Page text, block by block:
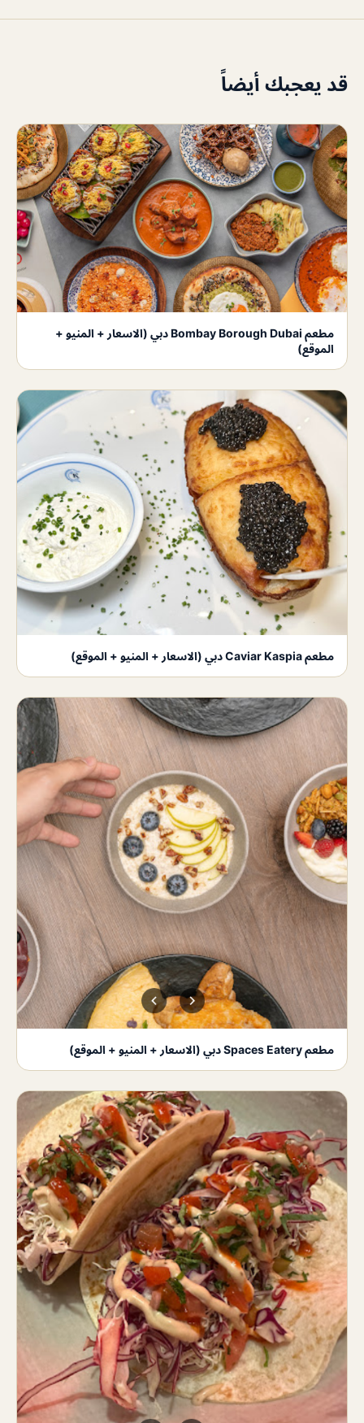
قد يعجبك أيضاً
مطعم Bombay Borough Dubai دبي (الاسعار + المنيو +
الموقع)
مطعم Caviar Kaspia دبي (الاسعار + المنيو + الموقع)
مطعم Spaces Eatery دبي (الاسعار + المنيو + الموقع)